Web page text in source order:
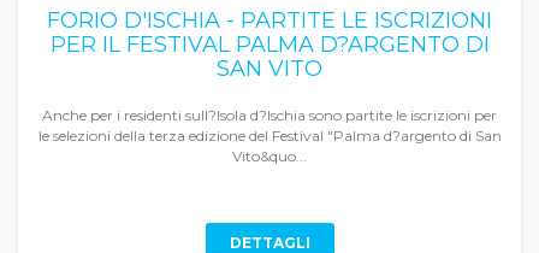
FORIO D'ISCHIA - PARTITE LE ISCRIZIONI
PER IL FESTIVAL PALMA D?ARGENTO DI
SAN VITO
Anche per i residenti sull?Isola d?Ischia sono partite le iscrizioni per
le selezioni della terza edizione del Festival "Palma d?argento di San
Vito&quo...
DETTAGLI